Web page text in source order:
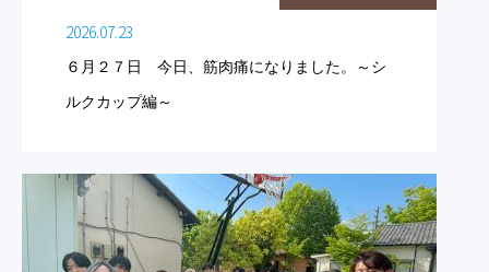
2026.07.23
６月２７日 今日、筋肉痛になりました。～シ
ルクカップ編～